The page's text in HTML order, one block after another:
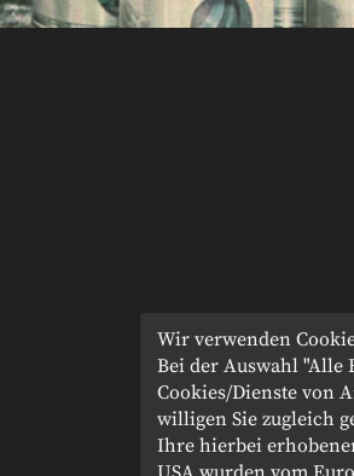
Wir verwenden
Bei der Auswahl "Alle
Cookies/Dienste von
willigen Sie zugleich
Ihre hierbei